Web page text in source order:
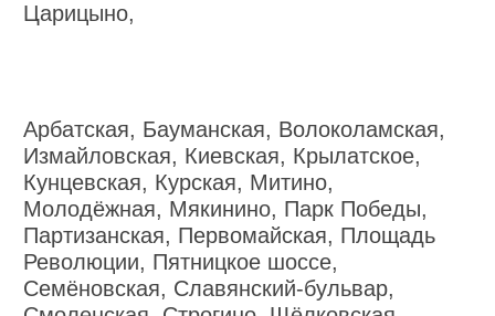
Царицыно,
Арбатская, Бауманская, Волоколамская,
Измайловская, Киевская, Крылатское,
Кунцевская, Курская, Митино,
Молодёжная, Мякинино, Парк Победы,
Партизанская, Первомайская, Площадь
Революции, Пятницкое шоссе,
Семёновская, Славянский-бульвар,